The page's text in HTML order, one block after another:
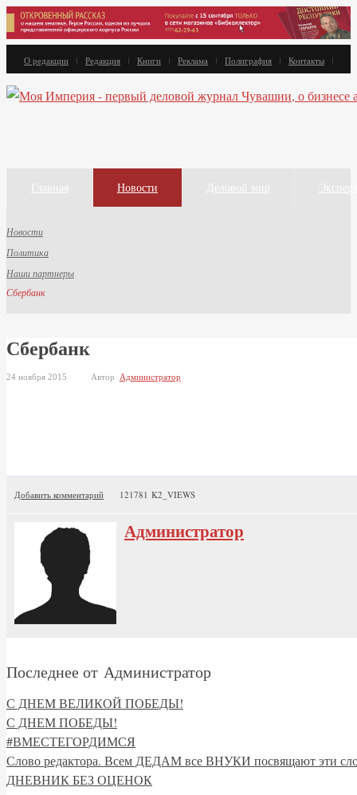
О редакции Редакция Книги Реклама Полиграфия Контакты
Главная Новости Деловой мир Эксперт
Новости
Политика
Наши партнеры
Сбербанк
Сбербанк
24 ноября 2015 Автор Администратор
Добавить комментарий 121781 K2_VIEWS
Администратор
Последнее от Администратор
С ДНЕМ ВЕЛИКОЙ ПОБЕДЫ!
С ДНЕМ ПОБЕДЫ!
#ВМЕСТЕГОРДИМСЯ
Слово редактора. Всем ДЕДАМ все ВНУКИ посвящают эти
ДНЕВНИК БЕЗ ОЦЕНОК